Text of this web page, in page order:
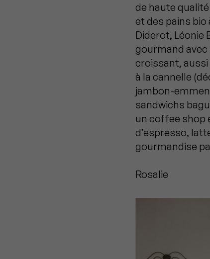
de haute
et des pains bio
Diderot, Léonie
gourmand
croissant, aussi
à la cannelle
jambon-
sandwichs
un coffee shop
d’espresso,
gourmandise
Rosalie